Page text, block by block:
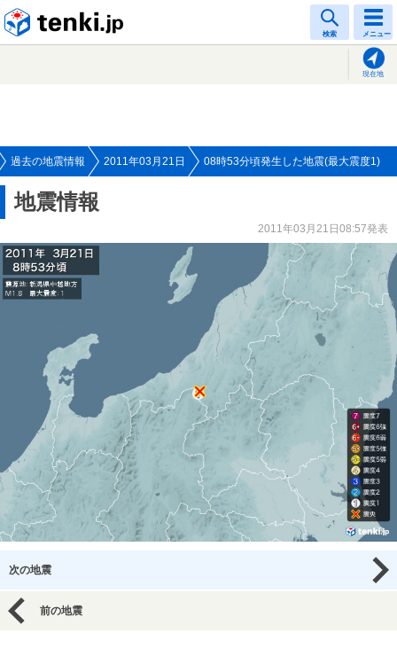
検索 メニュー
現在地
過去の地震情報 2011年03月21日 08時53分頃発生した地震(最大震度1)
地震情報
2011年03月21日08:57発表
次の地震
前の地震